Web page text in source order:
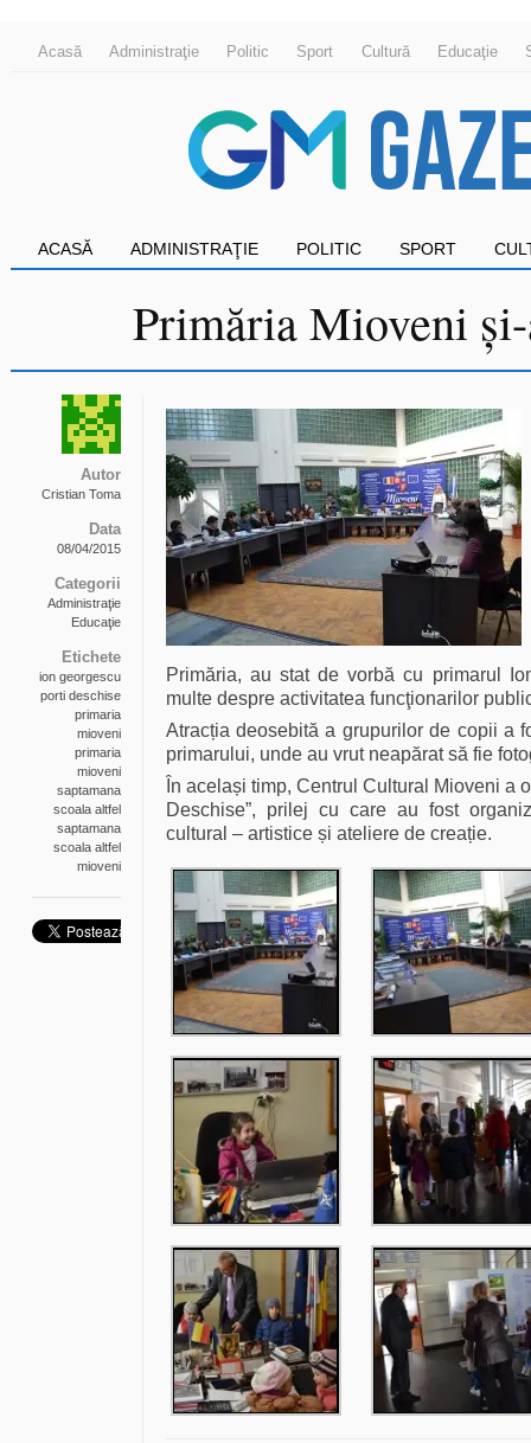
Acasă Administraţie Politic Sport Cultură Educaţie
ACASĂ ADMINISTRAŢIE POLITIC SPORT
Primăria Mioveni
Autor
Cristian Toma
Data
08/04/2015
Categorii
Administraţie
Educaţie
Etichete
ion georgescu
porti deschise
primaria
mioveni
primaria
mioveni
saptamana
scoala altfel
saptamana
scoala altfel
mioveni
Primăria, au stat de vorbă cu primarul
multe despre activitatea funcţionarilor
Atracția deosebită a grupurilor de copii a
primarului, unde au vrut neapărat să fie
În același timp, Centrul Cultural Mioveni a
Deschise”, prilej cu care au fost
cultural – artistice și ateliere de creație.